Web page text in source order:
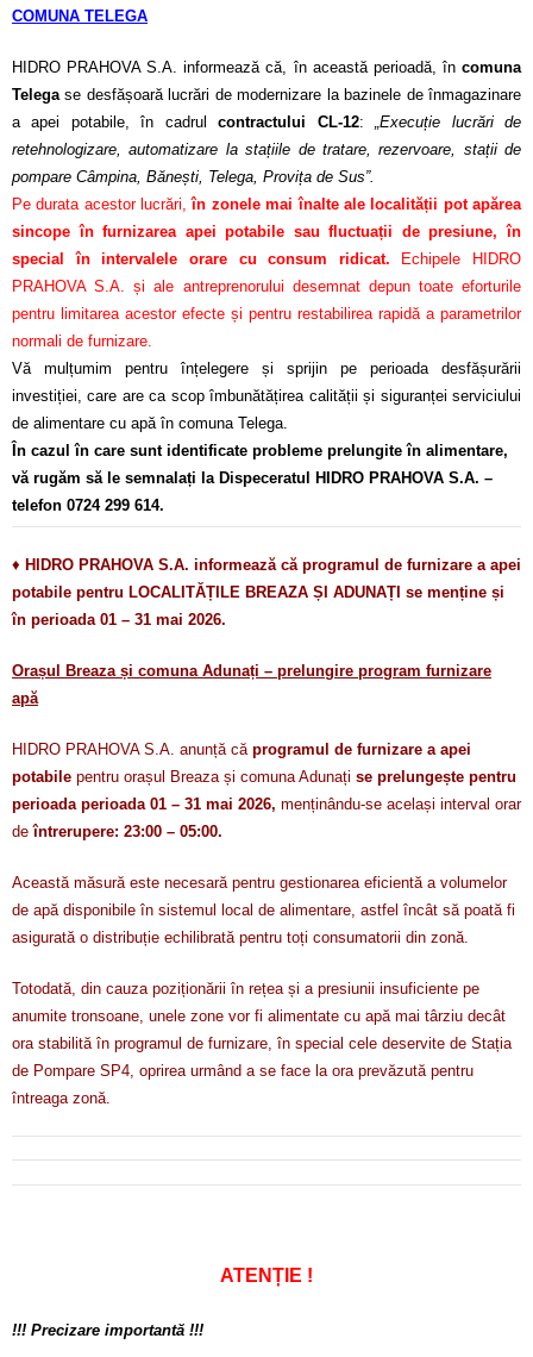
COMUNA TELEGA
HIDRO PRAHOVA S.A. informează că, în această perioadă, încomuna
Telega se desfășoară lucrări de modernizare la bazinele de înmagazinare
a apei potabile, în cadrulcontractului CL-12: „Execuție lucrări de
retehnologizare, automatizare la stațiile de tratare, rezervoare, stații de
pompare Câmpina, Bănești, Telega, Provița de Sus”.
Pe durata acestor lucrări,în zonele mai înalte ale localității pot apărea
sincope în furnizarea apei potabile sau fluctuații de presiune, în
special în intervalele orare cu consum ridicat. Echipele HIDRO
PRAHOVA S.A. și ale antreprenorului desemnat depun toate eforturile
pentru limitarea acestor efecte și pentru restabilirea rapidă a parametrilor
normali de furnizare.
Vă mulțumim pentru înțelegere și sprijin pe perioada desfășurării
investiției, care are ca scop îmbunătățirea calității și siguranței serviciului
de alimentare cu apă în comuna Telega.
În cazul în care sunt identificate probleme prelungite în alimentare,
vă rugăm să le semnalați la Dispeceratul HIDRO PRAHOVA S.A. –
telefon 0724 299 614.
♦ HIDRO PRAHOVA S.A. informează că programul de furnizare a apei
potabile pentru LOCALITĂȚILE BREAZA ȘI ADUNAȚI se menține și
în perioada 01 – 31 mai 2026.
Orașul Breaza și comuna Adunați – prelungire program furnizare
apă
HIDRO PRAHOVA S.A. anunță că programul de furnizare a apei
potabile pentru orașul Breaza și comuna Adunați se prelungește pentru
perioada perioada 01 – 31 mai 2026, menținându-se același interval orar
deîntrerupere: 23:00 – 05:00.
Această măsură este necesară pentru gestionarea eficientă a volumelor
de apă disponibile în sistemul local de alimentare, astfel încât să poată fi
asigurată o distribuție echilibrată pentru toți consumatorii din zonă.
Totodată, din cauza poziționării în rețea și a presiunii insuficiente pe
anumite tronsoane, unele zone vor fi alimentate cu apă mai târziu decât
ora stabilită în programul de furnizare, în special cele deservite de Stația
de Pompare SP4, oprirea urmând a se face la ora prevăzută pentru
întreaga zonă.
ATENȚIE !
!!! Precizare importantă !!!